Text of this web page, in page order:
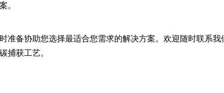
。
备协助您选择最适合您需求的解决方案。欢迎随时联系我
捕获工艺。